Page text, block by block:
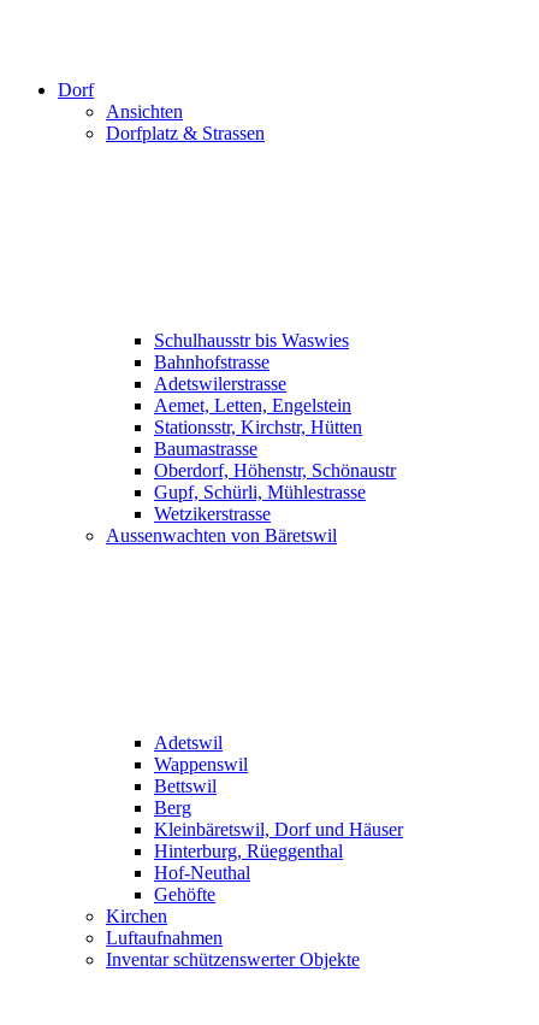
Dorf
Ansichten
Dorfplatz & Strassen
Schulhausstr bis Waswies
Bahnhofstrasse
Adetswilerstrasse
Aemet, Letten, Engelstein
Stationsstr, Kirchstr, Hütten
Baumastrasse
Oberdorf, Höhenstr, Schönaustr
Gupf, Schürli, Mühlestrasse
Wetzikerstrasse
Aussenwachten von Bäretswil
Adetswil
Wappenswil
Bettswil
Berg
Kleinbäretswil, Dorf und Häuser
Hinterburg, Rüeggenthal
Hof-Neuthal
Gehöfte
Kirchen
Luftaufnahmen
Inventar schützenswerter Objekte